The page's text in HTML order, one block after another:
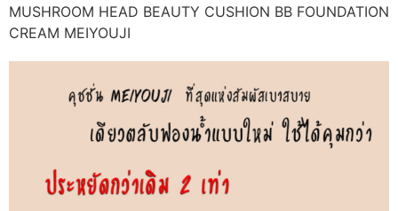
MUSHROOM HEAD BEAUTY CUSHION BB FOUNDATION
CREAM MEIYOUJI